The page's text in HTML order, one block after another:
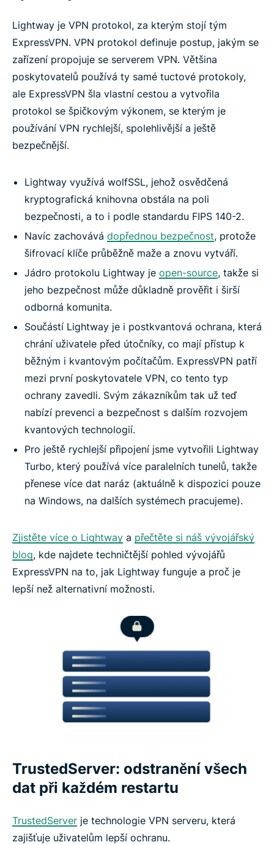
Lightway je VPN protokol, za kterým stojí tým
ExpressVPN. VPN protokol definuje postup, jakým se
zařízení propojuje se serverem VPN. Většina
poskytovatelů používá ty samé tuctové protokoly,
ale ExpressVPN šla vlastní cestou a vytvořila
protokol se špičkovým výkonem, se kterým je
používání VPN rychlejší, spolehlivější a ještě
bezpečnější.
Lightway využívá wolfSSL, jehož osvědčená
kryptografická knihovna obstála na poli
bezpečnosti, a to i podle standardu FIPS 140-2.
Navíc zachovává dopřednou bezpečnost, protože
šifrovací klíče průběžně maže a znovu vytváří.
Jádro protokolu Lightway je open-source, takže si
jeho bezpečnost může důkladně prověřit i širší
odborná komunita.
Součástí Lightway je i postkvantová ochrana, která
chrání uživatele před útočníky, co mají přístup k
běžným i kvantovým počítačům. ExpressVPN patří
mezi první poskytovatele VPN, co tento typ
ochrany zavedli. Svým zákazníkům tak už teď
nabízí prevenci a bezpečnost s dalším rozvojem
kvantových technologií.
Pro ještě rychlejší připojení jsme vytvořili Lightway
Turbo, který používá více paralelních tunelů, takže
přenese více dat naráz (aktuálně k dispozici pouze
na Windows, na dalších systémech pracujeme).
Zjistěte více o Lightway a přečtěte si náš vývojářský
blog, kde najdete techničtější pohled vývojářů
ExpressVPN na to, jak Lightway funguje a proč je
lepší než alternativní možnosti.
TrustedServer: odstranění všech
dat při každém restartu
TrustedServer je technologie VPN serveru, která
zajišťuje uživatelům lepší ochranu.